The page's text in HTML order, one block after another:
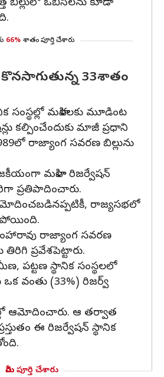
బిల్లులో ఓబీసీలను కూడా
66% శాతం పూర్తి చేశారు
కొనసాగుతున్న 33శాతం
సంస్థల్లో మహిళలకు మూడింట
కల్పించేందుకు మాజీ ప్రధాని
రాజ్యాంగ సవరణ బిల్లును
మహిళా రిజర్వేషన్
ప్రతిపాదించారు.
రాజ్యసభలో
రాజ్యాంగ సవరణ
తిరిగి ప్రవేశపెట్టారు.
పట్టణ స్థానిక సంస్థలలో
వంతు (33%) రిజర్వ్
ఆమోదించారు. ఆ తర్వాత
ఈ రిజర్వేషన్ స్థానిక
మీరు పూర్తి చేశారు